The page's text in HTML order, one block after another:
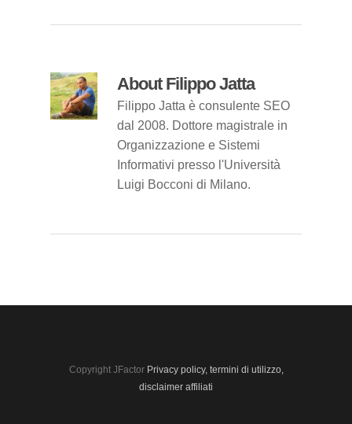
AboutFilippo Jatta
Filippo Jatta è consulente SEO
dal 2008. Dottore magistrale in
Organizzazione e Sistemi
Informativi presso l'Università
Luigi Bocconi di Milano.
Copyright JFactor Privacy policy, termini di utilizzo,
disclaimer affiliati